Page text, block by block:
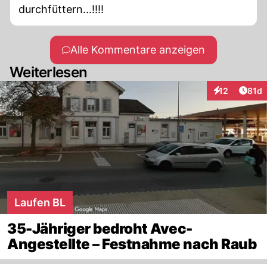
durchfüttern...!!!!
Alle Kommentare anzeigen
Weiterlesen
12
Interaktionen
81d
Laufen BL
35-Jähriger bedroht Avec-
Angestellte – Festnahme nach Raub